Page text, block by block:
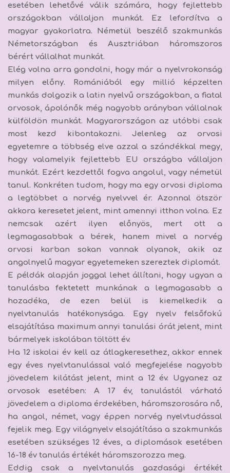
esetében lehetővé válik számára, hogy fejlettebb
országokban vállaljon munkát. Ez lefordítva a
magyar gyakorlatra. Németül beszélő szakmunkás
Németországban és Ausztriában háromszoros
bérért vállalhat munkát.
Elég volna arra gondolni, hogy már a nyelvrokonság
milyen előny. Romániából egy millió képzelten
munkás dolgozik a latin nyelvű országokban, a fiatal
orvosok, ápolónők még nagyobb arányban vállalnak
külföldön munkát. Magyarországon az utóbbi csak
most kezd kibontakozni. Jelenleg az orvosi
egyetemre a többség elve azzal a szándékkal megy,
hogy valamelyik fejlettebb EU országba vállaljon
munkát. Ezért kezdettől fogva angolul, vagy németül
tanul. Konkréten tudom, hogy ma egy orvosi diploma
a legtöbbet a norvég nyelvvel ér. Azonnal ötször
akkora keresetet jelent, mint amennyi itthon volna. Ez
nemcsak azért ilyen előnyös, mert ott a
legmagasabbak a bérek, hanem mivel a norvég
orvosi karban sokan vannak olyanok, akik az
angolnyelű magyar egyetemeken szereztek diplomát.
E példák alapján joggal lehet állítani, hogy ugyan a
tanulásba fektetett munkának a legmagasabb a
hozadéka, de ezen belül is kiemelkedik a
nyelvtanulás hatékonysága. Egy nyelv felsőfokú
elsajátítása maximum annyi tanulási órát jelent, mint
bármelyek iskolában töltött év.
Ha 12 iskolai év kell az átlagkeresethez, akkor ennek
egy éves nyelvtanulással való megfejelése nagyobb
jövedelem kilátást jelent, mint a 12 év. Ugyanez az
orvosok esetében: A 17 év, tanulástól várható
jövedelem a diploma érdekében, háromszorosára nő,
ha angol, német, vagy éppen norvég nyelvtudással
fejelik meg. Egy világnyelv elsajátítása a szakmunkás
esetében szükséges 12 éves, a diplomások esetében
16-18 év tanulás értékét háromszorozza meg.
Eddig csak a nyelvtanulás gazdasági értékét